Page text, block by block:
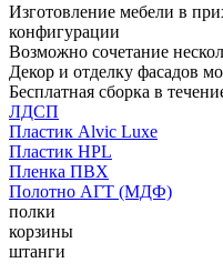
Изготовление мебели в
конфигурации
Возможно сочетание
Декор и отделку фасадов
Бесплатная сборка в
ЛДСП
Пластик Alvic Luxe
Пластик HPL
Пленка ПВХ
Полотно АГТ (МДФ)
полки
корзины
штанги